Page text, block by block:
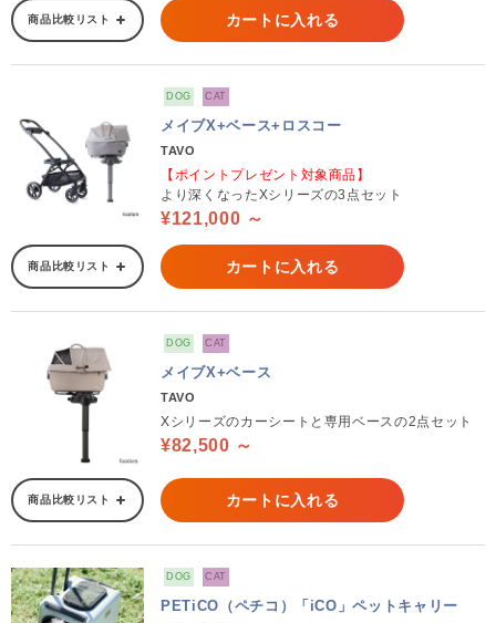
商品比較リスト カートに入れる
DOG CAT
メイブX+ベース+ロスコー
TAVO
【ポイントプレゼント対象商品】
より深くなったXシリーズの3点セット
¥121,000 ～
商品比較リスト カートに入れる
DOG CAT
メイブX+ベース
TAVO
Xシリーズのカーシートと専用ベースの2点セット
¥82,500 ～
商品比較リスト カートに入れる
DOG CAT
PETiCO（ペチコ）「iCO」ペットキャリー